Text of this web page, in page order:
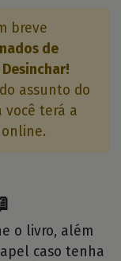
breve
de
assunto do
terá a
o livro, além
caso tenha